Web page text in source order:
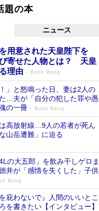
題の本
ニュース
用意された天皇陛下を
び寄せた人物とは？ 天皇
理由
Book Bang
」と怒鳴った日、妻は2人の
…夫が「自分の犯した罪や愚
の一冊
Book Bang
高放射線…9人の若者が死ん
山岳遭難」に迫る
の大五郎」を飲み干しゲロま
井が「感情を失くした」子供
Bang
庇わないで』人間のいいとこ
を書きたい【インタビュー】